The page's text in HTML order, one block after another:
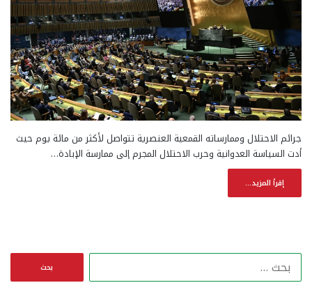
جرائم الاحتلال وممارساته القمعية العنصرية تتواصل لأكثر من مائة يوم حيث
أدت السياسة العدوانية وحرب الاحتلال المجرم إلى ممارسة الإبادة…
إقرأ المزيد...